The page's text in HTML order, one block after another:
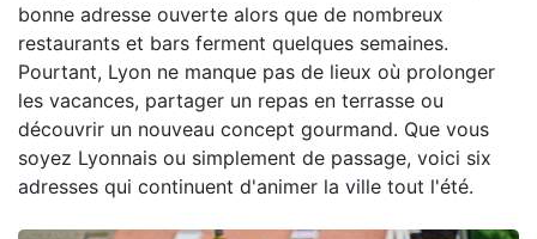
bonne adresse ouverte alors que de nombreux
restaurants et bars ferment quelques semaines.
Pourtant, Lyon ne manque pas de lieux où prolonger
les vacances, partager un repas en terrasse ou
découvrir un nouveau concept gourmand. Que vous
soyez Lyonnais ou simplement de passage, voici six
adresses qui continuent d'animer la ville tout l'été.